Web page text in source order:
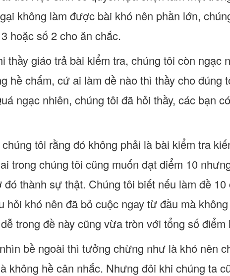
không làm được bài khó nên phần lớn,
hoặc số 2 cho ăn chắc.
thầy giáo trả bài kiểm tra, chúng tôi còn ngạc
hề chấm, cứ ai làm dề nào thì thầy cho đúng
ngạc nhiên, chúng tôi đã hỏi thầy, các bạn
tôi rằng đó không phải là bài kiểm tra
trong chúng tôi cũng muốn đạt điểm 10
thành sự thật. Chúng tôi biết nếu làm đề
hỏi khó nên đã bỏ cuộc ngay từ đầu mà
trong đề này cũng vừa tròn với tổng số điểm
bề ngoài thì tưởng chừng như là khó nên
không hề cân nhắc. Nhưng đôi khi chúng ta